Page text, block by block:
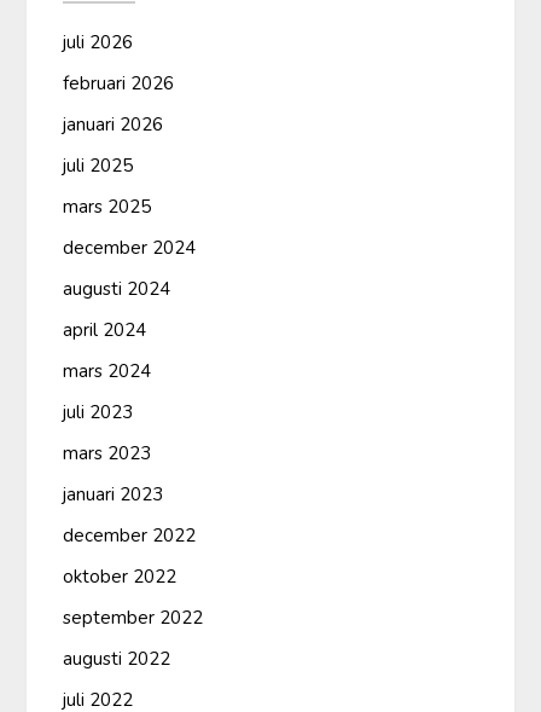
juli 2026
februari 2026
januari 2026
juli 2025
mars 2025
december 2024
augusti 2024
april 2024
mars 2024
juli 2023
mars 2023
januari 2023
december 2022
oktober 2022
september 2022
augusti 2022
juli 2022